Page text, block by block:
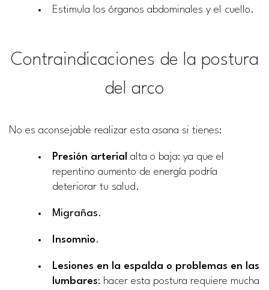
Estimula los órganos abdominales y el cuello.
Contraindicaciones de la postura
del arco
No es aconsejable realizar esta asana si tienes:
Presión arterial alta o baja: ya que el
repentino aumento de energía podría
deteriorar tu salud.
Migrañas.
Insomnio.
Lesiones en la espalda o problemas en las
lumbares: hacer esta postura requiere mucha